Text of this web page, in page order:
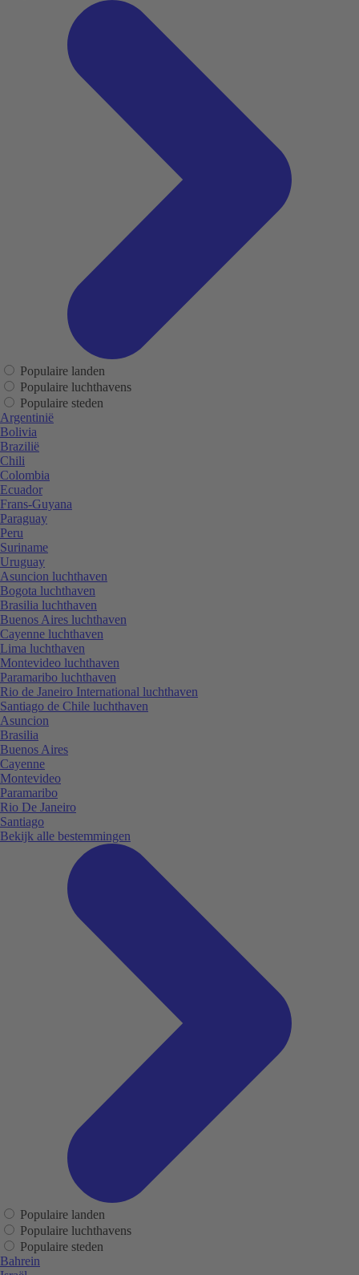
Populaire landen
Populaire luchthavens
Populaire steden
Argentinië
Bolivia
Brazilië
Chili
Colombia
Ecuador
Frans-Guyana
Paraguay
Peru
Suriname
Uruguay
Asuncion luchthaven
Bogota luchthaven
Brasilia luchthaven
Buenos Aires luchthaven
Cayenne luchthaven
Lima luchthaven
Montevideo luchthaven
Paramaribo luchthaven
Rio de Janeiro International luchthaven
Santiago de Chile luchthaven
Asuncion
Brasilia
Buenos Aires
Cayenne
Montevideo
Paramaribo
Rio De Janeiro
Santiago
Bekijk alle bestemmingen
Populaire landen
Populaire luchthavens
Populaire steden
Bahrein